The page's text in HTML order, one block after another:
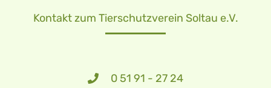
Kontakt zum Tierschutzverein Soltau e.V.
0 51 91 - 27 24